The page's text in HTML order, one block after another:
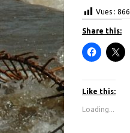
Vues : 866
Share this:
C
l
k
o
s
h
C
l
Like this:
Loading...